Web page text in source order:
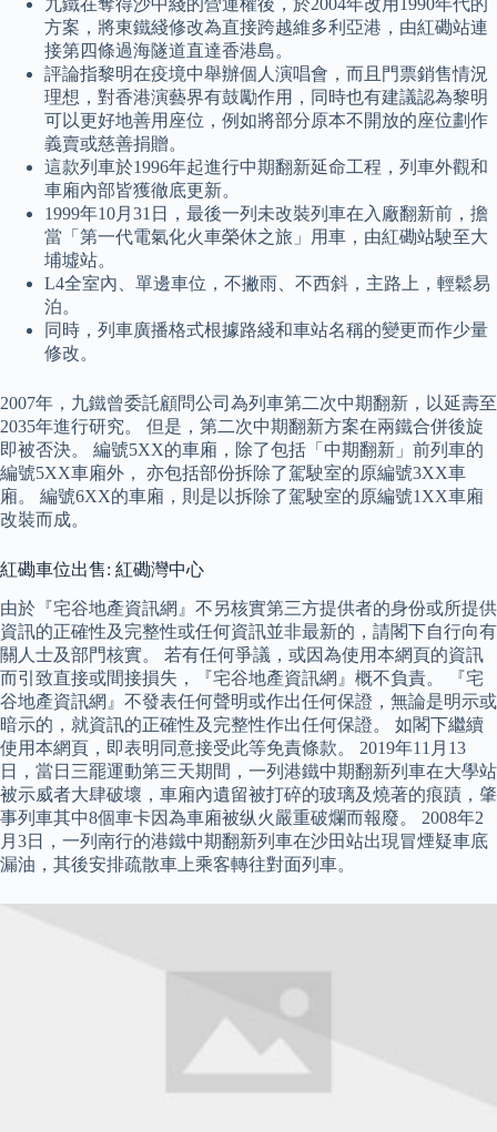
方案，將東鐵綫修改為直接跨越維多利亞港，由紅磡站連
接第四條過海隧道直達香港島。
評論指黎明在疫境中舉辦個人演唱會，而且門票銷售情況
理想，對香港演藝界有鼓勵作用，同時也有建議認為黎明
可以更好地善用座位，例如將部分原本不開放的座位劃作
義賣或慈善捐贈。
這款列車於1996年起進行中期翻新延命工程，列車外觀和
車廂內部皆獲徹底更新。
1999年10月31日，最後一列未改裝列車在入廠翻新前，擔
當「第一代電氣化火車榮休之旅」用車，由紅磡站駛至大
埔墟站。
L4全室內、單邊車位，不撇雨、不西斜，主路上，輕鬆易
泊。
同時，列車廣播格式根據路綫和車站名稱的變更而作少量
修改。
2007年，九鐵曾委託顧問公司為列車第二次中期翻新，以延壽至
2035年進行研究。 但是，第二次中期翻新方案在兩鐵合併後旋
即被否決。 編號5XX的車廂，除了包括「中期翻新」前列車的
編號5XX車廂外， 亦包括部份拆除了駕駛室的原編號3XX車
廂。 編號6XX的車廂，則是以拆除了駕駛室的原編號1XX車廂
改裝而成。
紅磡車位出售: 紅磡灣中心
由於『宅谷地產資訊網』不另核實第三方提供者的身份或所提供
資訊的正確性及完整性或任何資訊並非最新的，請閣下自行向有
關人士及部門核實。 若有任何爭議，或因為使用本網頁的資訊
而引致直接或間接損失，『宅谷地產資訊網』概不負責。 『宅
谷地產資訊網』不發表任何聲明或作出任何保證，無論是明示或
暗示的，就資訊的正確性及完整性作出任何保證。 如閣下繼續
使用本網頁，即表明同意接受此等免責條款。 2019年11月13
日，當日三罷運動第三天期間，一列港鐵中期翻新列車在大學站
被示威者大肆破壞，車廂內遺留被打碎的玻璃及燒著的痕蹟，肇
事列車其中8個車卡因為車廂被纵火嚴重破爛而報廢。 2008年2
月3日，一列南行的港鐵中期翻新列車在沙田站出現冒煙疑車底
漏油，其後安排疏散車上乘客轉往對面列車。